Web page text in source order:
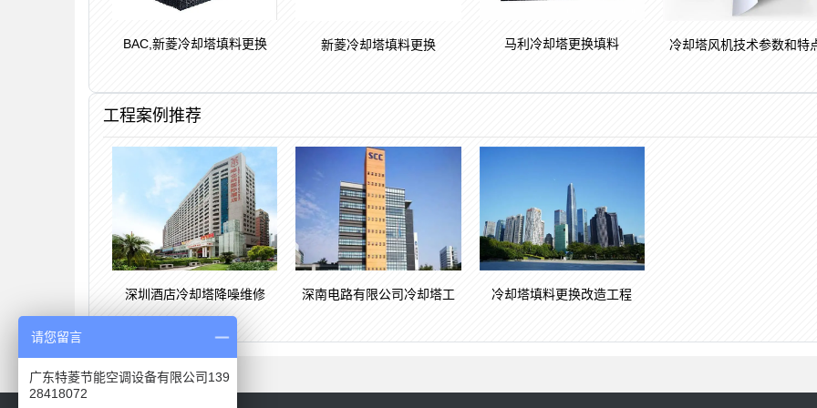
BAC,新菱冷却塔填料更换 新菱冷却塔填料更换 马利冷却塔更换填料 冷却塔风机技术参数和特
工程案例推荐
深圳酒店冷却塔降噪维修 深南电路有限公司冷却塔工 冷却塔填料更换改造工程
请您留言
广东特菱节能空调设备有限公司139
28418072